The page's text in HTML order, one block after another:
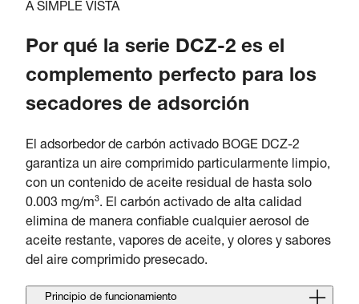
A SIMPLE VISTA
Por qué la serie DCZ-2 es el
complemento perfecto para los
secadores de adsorción
El adsorbedor de carbón activado BOGE DCZ-2
garantiza un aire comprimido particularmente limpio,
con un contenido de aceite residual de hasta solo
0.003 mg/m³. El carbón activado de alta calidad
elimina de manera confiable cualquier aerosol de
aceite restante, vapores de aceite, y olores y sabores
del aire comprimido presecado.
Principio de funcionamiento